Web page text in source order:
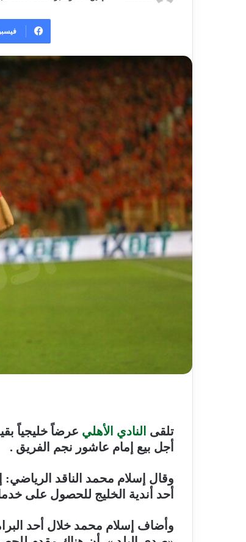
تلقى النادي الأهلي
أجل بيع إمام عاشور نجم الفريق .
وقال إسلام محمد الناقد الرياضي:
أحد أندية الخليج للحصول على
وأضاف إسلام محمد خلال أحد